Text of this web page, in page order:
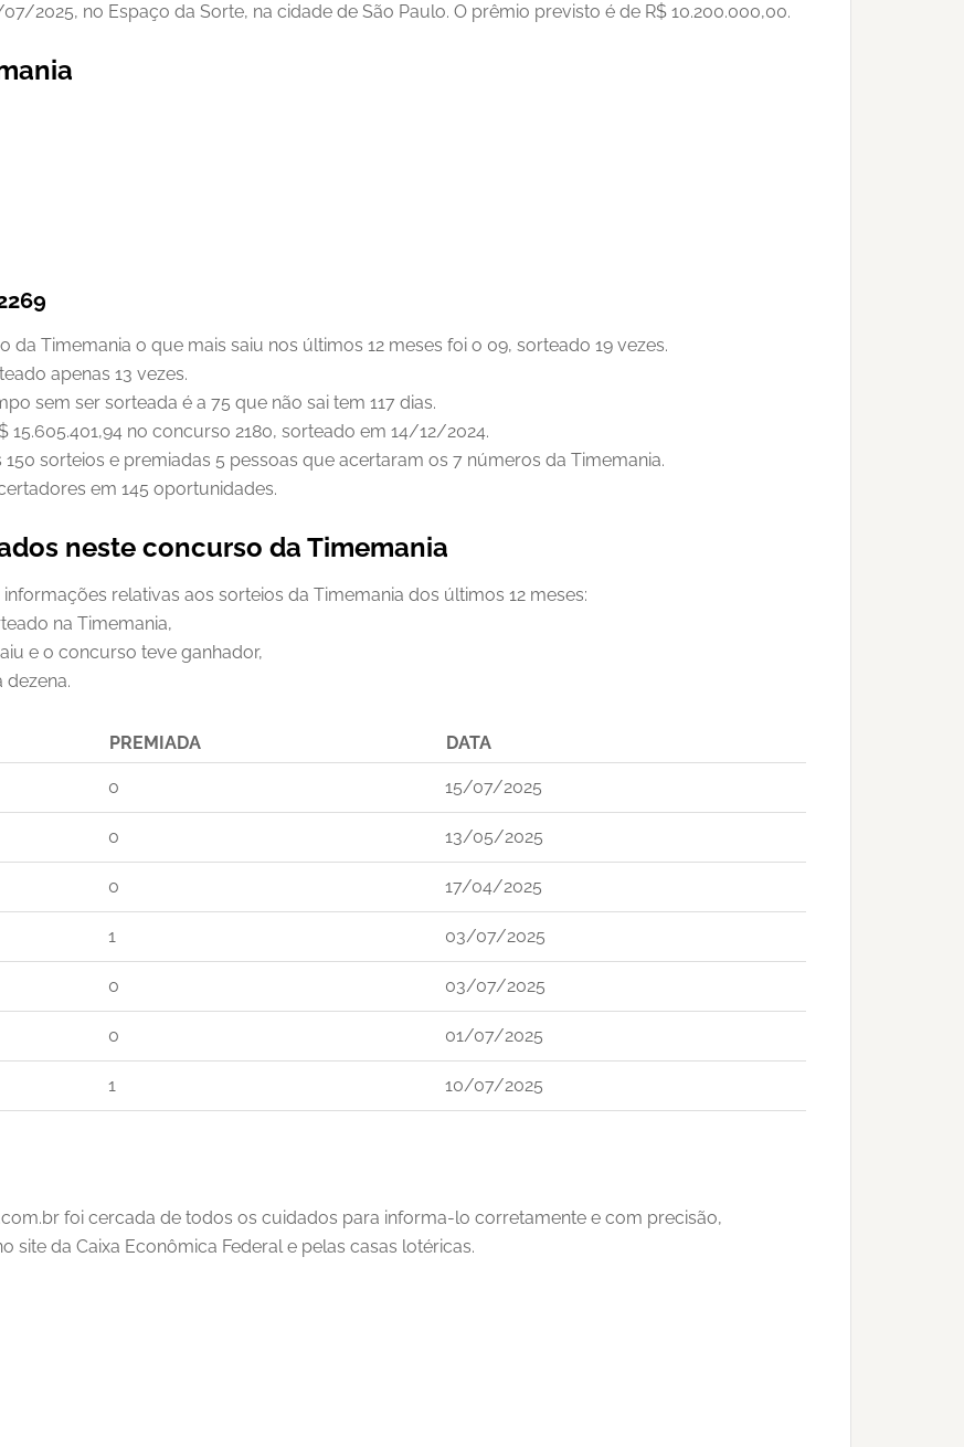
2025, no Espaço da Sorte, na cidade de São Paulo. O prêmio previsto é de R$ 10.200.000,00.
Timemania o que mais saiu nos últimos 12 meses foi o 09, sorteado 19 vezes.
apenas 13 vezes.
sem ser sorteada é a 75 que não sai tem 117 dias.
no concurso 2180, sorteado em 14/12/2024.
sorteios e premiadas 5 pessoas que acertaram os 7 números da Timemania.
em 145 oportunidades.
neste concurso da Timemania
relativas aos sorteios da Timemania dos últimos 12 meses:
na Timemania,
e o concurso teve ganhador,
PREMIADA DATA
0 15/07/2025
0 13/05/2025
0 17/04/2025
1 03/07/2025
0 03/07/2025
0 01/07/2025
1 10/07/2025
foi cercada de todos os cuidados para informa-lo corretamente e com precisão,
da Caixa Econômica Federal e pelas casas lotéricas.